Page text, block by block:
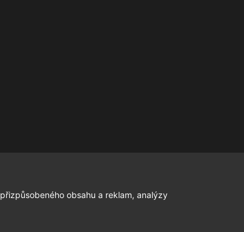
obsahu a reklam, analýzy